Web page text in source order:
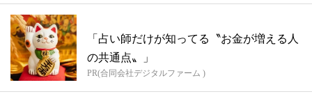
「占い師だけが知ってる〝お金が増える人
の共通点〟」
PR(合同会社デジタルファーム )